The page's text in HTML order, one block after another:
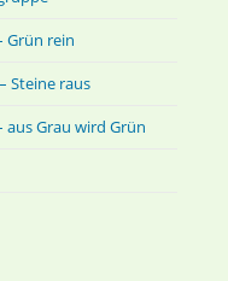
Grün rein
Steine raus
aus Grau wird Grün